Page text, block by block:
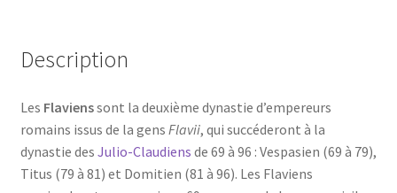
Description
Les Flavienssont la deuxième dynastie d’empereurs
romains issus de la gens Flavii, qui succéderont à la
dynastie des Julio-Claudiens de 69 à 96 : Vespasien (69 à 79),
Titus (79 à 81) et Domitien (81 à 96). Les Flaviens